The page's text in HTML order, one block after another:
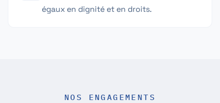
égaux en dignité et en droits.
NOS ENGAGEMENTS